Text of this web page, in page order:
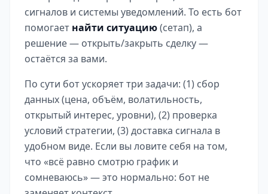
сигналов и системы уведомлений. То есть бот
помогает найти ситуацию(сетап), а
решение — открыть/закрыть сделку —
остаётся за вами.
По сути бот ускоряет три задачи: (1) сбор
данных (цена, объём, волатильность,
открытый интерес, уровни), (2) проверка
условий стратегии, (3) доставка сигнала в
удобном виде. Если вы ловите себя на том,
что «всё равно смотрю график и
сомневаюсь» — это нормально: бот не